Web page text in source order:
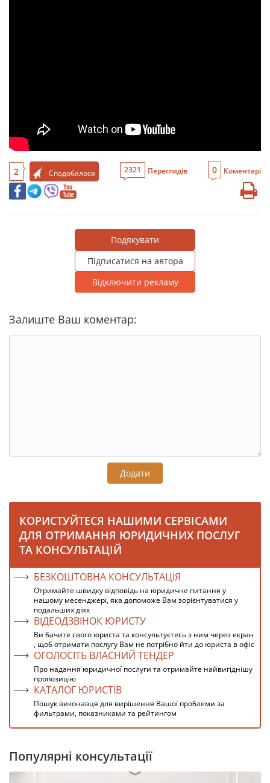
2 Сподобалося 2321 Переглядів 0 Коментарі
Подякувати
Підписатися на автора
Відключити рекламу
Залиште Ваш коментар:
Додати
КОРИСТУЙТЕСЯ НАШИМИ СЕРВІСАМИ
ДЛЯ ОТРИМАННЯ ЮРИДИЧНИХ ПОСЛУГ
ТА КОНСУЛЬТАЦІЙ
БЕЗКОШТОВНА КОНСУЛЬТАЦІЯ
Отримайте швидку відповідь на юридичне питання у
нашому месенджері, яка допоможе Вам зорієнтуватися у
подальших діях
ВІДЕОДЗВІНОК ЮРИСТУ
Ви бачите свого юриста та консультуєтесь з ним через екран
, щоб отримати послугу Вам не потрібно йти до юриста в офіс
ОГОЛОСІТЬ ВЛАСНИЙ ТЕНДЕР
Про надання юридичної послуги та отримайте найвигіднішу
пропозицію
КАТАЛОГ ЮРИСТІВ
Пошук виконавця для вирішення Вашої проблеми за
фильтрами, показниками та рейтингом
Популярні консультації